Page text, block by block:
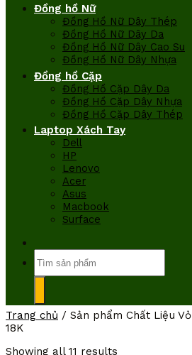
Đồng hồ Nữ
Đồng Hồ Nữ Dây Thép
Đồng Hồ Nữ Dây Da
Đồng Hồ Nữ Dây Cao Su
Đồng Hồ Nữ Dây Nhựa
Đồng hồ Cặp
Đồng Hồ Cặp Dây Da
Đồng Hồ Cặp Dây Nhựa
Đồng Hồ Cặp Dây Thép
Laptop Xách Tay
Dell
HP
Lenovo
Acer
Asus
Macbook
Surface
kiếm:
Trang chủ / Sản phẩm Chất Liệu Vỏ
18K
Showing all 11 results